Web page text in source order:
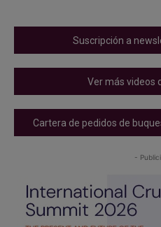
Suscripción a
Ver más videos
Cartera de pedidos de
-